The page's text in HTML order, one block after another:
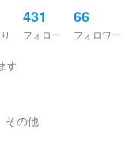
431
フォロー
66
フォロワー
す
その他